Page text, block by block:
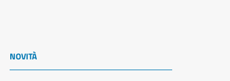
NOVITÀ